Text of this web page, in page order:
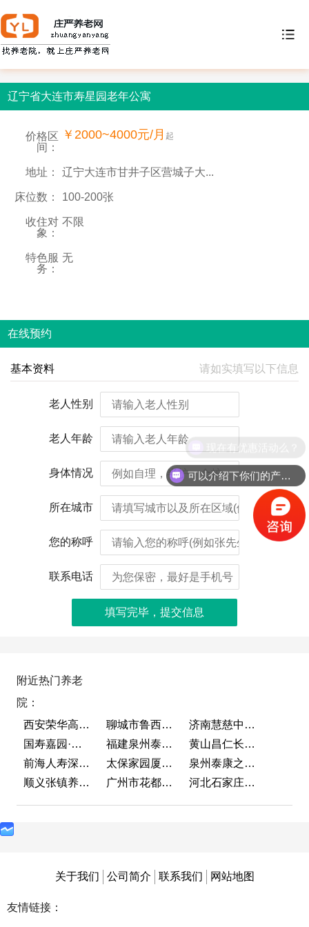
辽宁省大连市寿星园老年公寓
价格区
间：
￥2000~4000元/月 起
地址： 辽宁大连市甘井子区营城子大...
床位数： 100-200张
收住对
象：
不限
特色服
务：
无
在线预约
基本资料 请如实填写以下信息
老人性别
老人年龄
身体情况
所在城市
您的称呼
联系电话
附近热门养老
院：
西安荣华高新悦家养老服务有限公司
聊城市鲁西老年护养院
济南慧慈中医康养中心
国寿嘉园·成都乐境
福建泉州泰康之家鲤园
黄山昌仁长者颐养中心
前海人寿深圳幸福之家
太保家园厦门国际颐养社区
泉州泰康之家鲤园
顺义张镇养老照料中心
广州市花都区花山镇敬老院 河北石家庄泰康之家冀园
关于我们 公司简介 联系我们 网站地图
友情链接：
可以介绍下你们的产品么？